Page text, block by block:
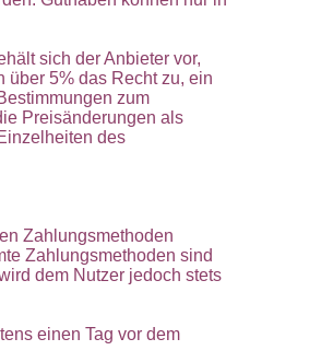
sich der Anbieter vor,
über 5% das Recht zu, ein
zum
Preisänderungen als
des
Zahlungsmethoden
Zahlungsmethoden sind
dem Nutzer jedoch stets
einen Tag vor dem